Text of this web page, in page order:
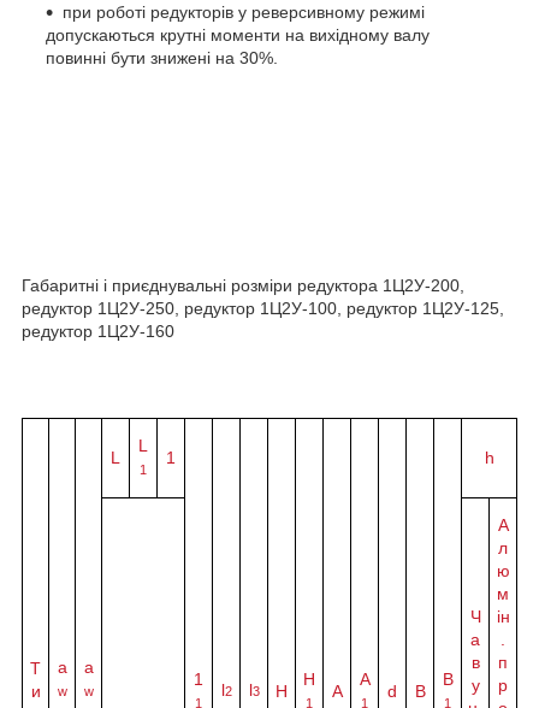
при роботі редукторів у реверсивному режимі
допускаються крутні моменти на вихідному валу
повинні бути знижені на 30%.
Габаритні і приєднувальні розміри редуктора 1Ц2У-200,
редуктор 1Ц2У-250, редуктор 1Ц2У-100, редуктор 1Ц2У-125,
редуктор 1Ц2У-160
Т
и
а
w
a
w
L
L
1
1
1
1
l2 l3 Н
H
1
A
A
1
d B
B
1
h
Ч
а
в
у
А
л
ю
м
ін
п
р